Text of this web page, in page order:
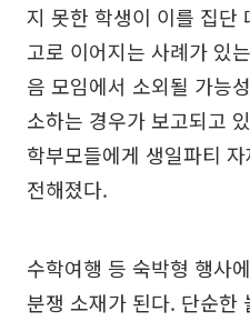
지 못한 학생이 이를 집단
고로 이어지는 사례가 있
음 모임에서 소외될 가능
소하는 경우가 보고되고
학부모들에게 생일파티
전해졌다.
수학여행 등 숙박형 행사
분쟁 소재가 된다. 단순한